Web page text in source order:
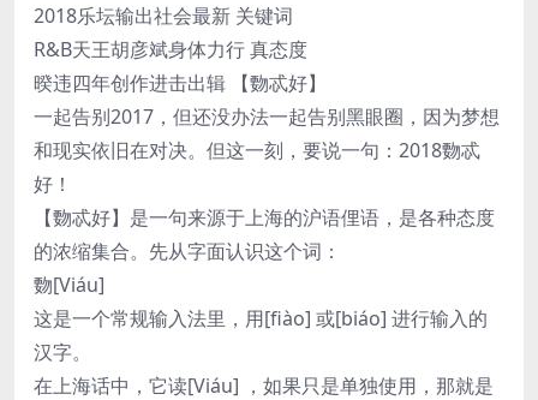
2018乐坛输出社会最新 关键词
R&B天王胡彦斌身体力行 真态度
暌违四年创作进击出辑 【覅忒好】
一起告别2017，但还没办法一起告别黑眼圈，因为梦想
和现实依旧在对决。但这一刻，要说一句：2018覅忒
好！
【覅忒好】是一句来源于上海的沪语俚语，是各种态度
的浓缩集合。先从字面认识这个词：
覅[Viáu]
这是一个常规输入法里，用[fiào] 或[biáo] 进行输入的
汉字。
在上海话中，它读[Viáu] ，如果只是单独使用，那就是